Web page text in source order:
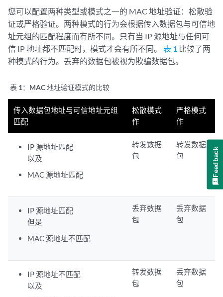
您可以配置两种类型或模式之一的 MAC 地址验证：松散验
证或严格验证。两种模式的行为会根据传入数据包与可信地
址元组的匹配程度而有所不同。只有当 IP 源地址与任何可
信 IP 地址都不匹配时，模式才会有所不同。 表 1 比较了两
种模式的行为。丢弃的数据包被视为欺骗数据包。
表 1： MAC 地址验证模式的比较
传入数据包地址与可信地址元组
匹配
松散模式
作
严格模式
作
IP 源地址匹配
以及
MAC 源地址匹配
转发数据
包
转发数据
包
IP 源地址匹配
但是
MAC 源地址不匹配
丢弃数据
包
丢弃数据
包
IP 源地址不匹配
以及
转发数据
包
丢弃数据
包
Feedback